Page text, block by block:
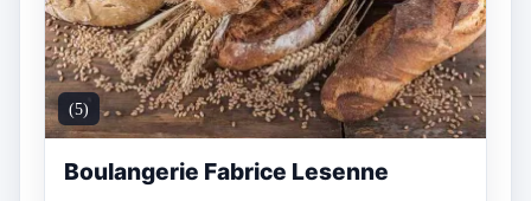
(5)
Boulangerie Fabrice Lesenne